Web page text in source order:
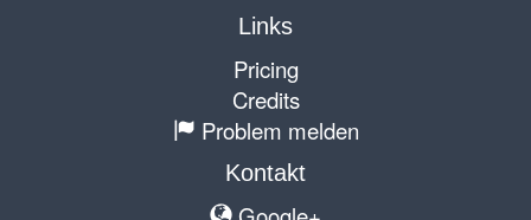
Links
Pricing
Credits
Problem melden
Kontakt